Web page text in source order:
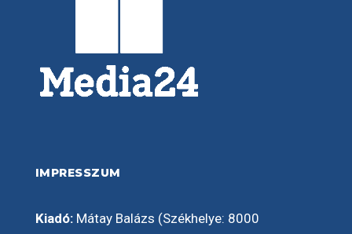
IMPRESSZUM
Kiadó:Mátay Balázs (Székhelye: 8000